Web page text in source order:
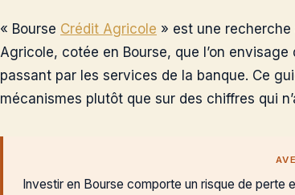
« Bourse Crédit Agricole » est une recherche
Agricole, cotée en Bourse, que l’on
passant par les services de la banque. Ce
mécanismes plutôt que sur des chiffres qui
Investir en Bourse comporte un risque de perte